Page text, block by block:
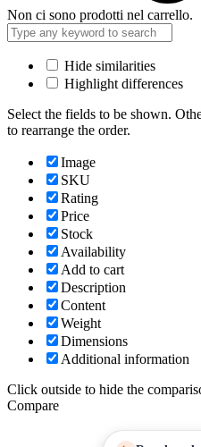
Non ci sono prodotti nel carrello.
Hide similarities
Highlight differences
Select the fields to be shown.
to rearrange the order.
Image
SKU
Rating
Price
Stock
Availability
Add to cart
Description
Content
Weight
Dimensions
Additional information
Click outside to hide the
Compare